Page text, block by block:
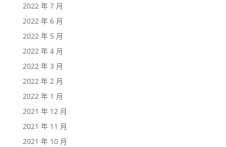
2022 年 7 月
2022 年 6 月
2022 年 5 月
2022 年 4 月
2022 年 3 月
2022 年 2 月
2022 年 1 月
2021 年 12 月
2021 年 11 月
2021 年 10 月